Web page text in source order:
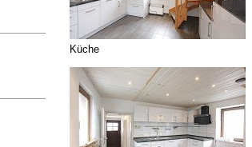
Küche